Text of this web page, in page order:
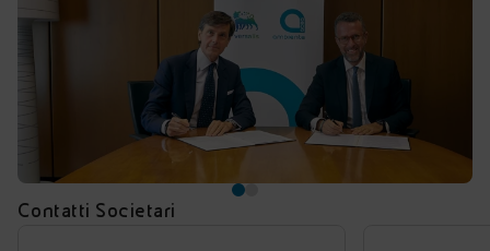
Contatti Societari